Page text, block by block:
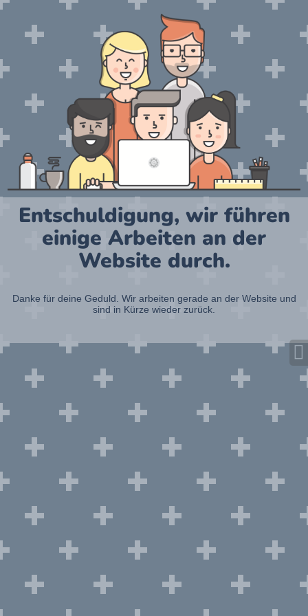
Entschuldigung, wir führen
einige Arbeiten an der
Website durch.
Danke für deine Geduld. Wir arbeiten gerade an der Website und
sind in Kürze wieder zurück.